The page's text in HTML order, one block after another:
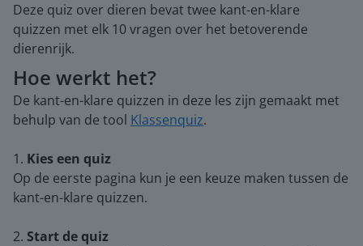
Deze quiz over dieren bevat twee kant-en-klare
quizzen met elk 10 vragen over het betoverende
dierenrijk.
Hoe werkt het?
De kant-en-klare quizzen in deze les zijn gemaakt met
behulp van de tool Klassenquiz.
1. Kies een quiz
Op de eerste pagina kun je een keuze maken tussen de
kant-en-klare quizzen.
2. Start de quiz